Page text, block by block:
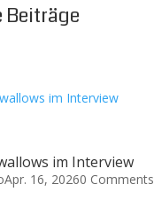
im Interview
Apr. 16, 20260 Comments